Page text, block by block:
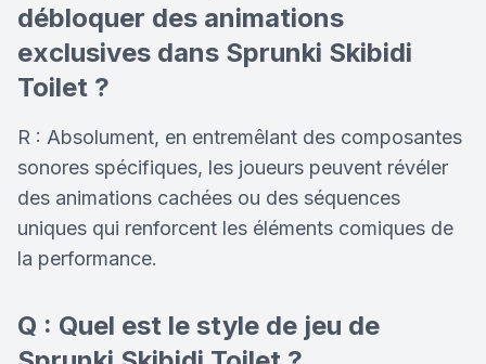
débloquer des animations
exclusives dans Sprunki Skibidi
Toilet ?
R : Absolument, en entremêlant des composantes
sonores spécifiques, les joueurs peuvent révéler
des animations cachées ou des séquences
uniques qui renforcent les éléments comiques de
la performance.
Q : Quel est le style de jeu de